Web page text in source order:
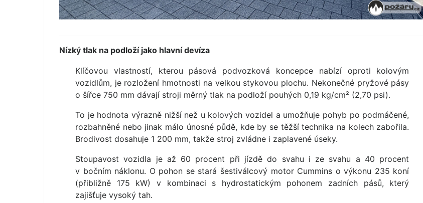
Nízký tlak na podloží jako hlavní devíza
Klíčovou vlastností, kterou pásová podvozková koncepce nabízí oproti kolovým
vozidlům, je rozložení hmotnosti na velkou stykovou plochu. Nekonečné pryžové pásy
o šířce 750 mm dávají stroji měrný tlak na podloží pouhých 0,19 kg/cm² (2,70 psi).
To je hodnota výrazně nižší než u kolových vozidel a umožňuje pohyb po podmáčené,
rozbahněné nebo jinak málo únosné půdě, kde by se těžší technika na kolech zabořila.
Brodivost dosahuje 1 200 mm, takže stroj zvládne i zaplavené úseky.
Stoupavost vozidla je až 60 procent při jízdě do svahu i ze svahu a 40 procent
v bočním náklonu. O pohon se stará šestiválcový motor Cummins o výkonu 235 koní
(přibližně 175 kW) v kombinaci s hydrostatickým pohonem zadních pásů, který
zajišťuje vysoký tah.